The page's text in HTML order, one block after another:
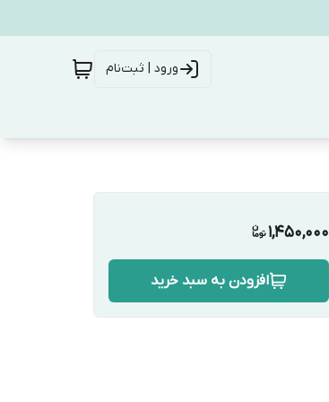
ورود | ثبت‌نام
1,450,000
افزودن به سبد خرید